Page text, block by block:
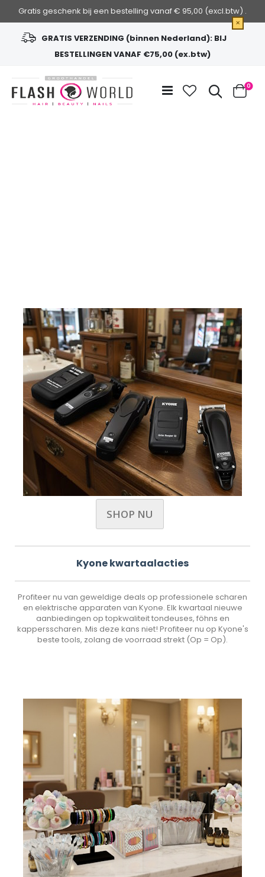
Gratis geschenk bij een bestelling vanaf € 95,00 (excl.btw) .
×
GRATIS VERZENDING (binnen Nederland): BIJ
BESTELLINGEN VANAF €75,00 (ex.btw)
de
inhoud
Zoek
Cart
0
SHOP NU
Kyone kwartaalacties
Profiteer nu van geweldige deals op professionele scharen
en elektrische apparaten van Kyone. Elk kwartaal nieuwe
aanbiedingen op topkwaliteit tondeuses, föhns en
kappersscharen. Mis deze kans niet! Profiteer nu op Kyone's
beste tools, zolang de voorraad strekt (Op = Op).